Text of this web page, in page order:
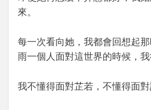
來。
每一次看向她，我都會回想起
雨一個人面對這世界的時候，我
我不懂得面對芷若，不懂得面對